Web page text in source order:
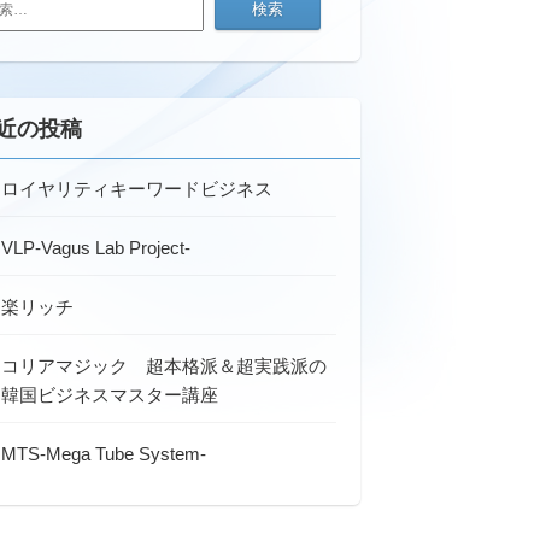
の投稿
ロイヤリティキーワードビジネス
VLP-Vagus Lab Project-
楽リッチ
コリアマジック 超本格派＆超実践派の
韓国ビジネスマスター講座
MTS-Mega Tube System-